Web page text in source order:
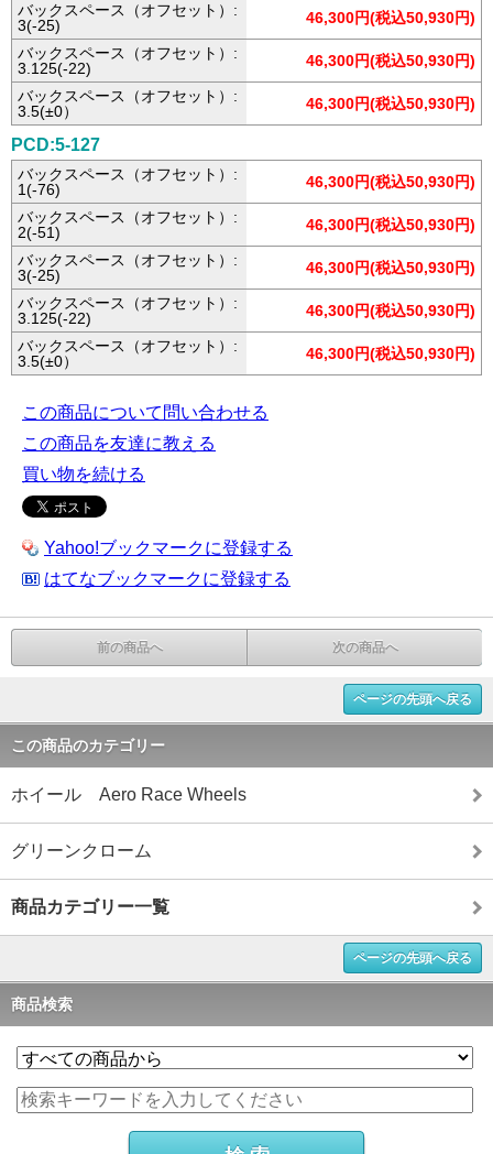
バックスペース（オフセット）:
3(-25)
46,300円(税込50,930円)
バックスペース（オフセット）:
3.125(-22)
46,300円(税込50,930円)
バックスペース（オフセット）:
3.5(±0）
46,300円(税込50,930円)
PCD:5-127
バックスペース（オフセット）:
1(-76)
46,300円(税込50,930円)
バックスペース（オフセット）:
2(-51)
46,300円(税込50,930円)
バックスペース（オフセット）:
3(-25)
46,300円(税込50,930円)
バックスペース（オフセット）:
3.125(-22)
46,300円(税込50,930円)
バックスペース（オフセット）:
3.5(±0）
46,300円(税込50,930円)
この商品について問い合わせる
この商品を友達に教える
買い物を続ける
Yahoo!ブックマークに登録する
はてなブックマークに登録する
前の商品へ 次の商品へ
ページの先頭へ戻る
この商品のカテゴリー
ホイール Aero Race Wheels
グリーンクローム
商品カテゴリー一覧
ページの先頭へ戻る
商品検索